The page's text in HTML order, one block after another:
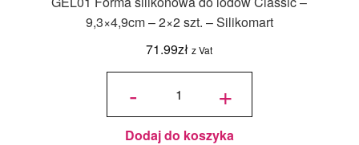
9,3×4,9cm – 2×2 szt. – Silikomart
71.99zł z Vat
-
ilość
silikonowa
do lodów
Classic -
9,3x4,9cm
- 2x2 szt. -
+
Dodaj do koszyka